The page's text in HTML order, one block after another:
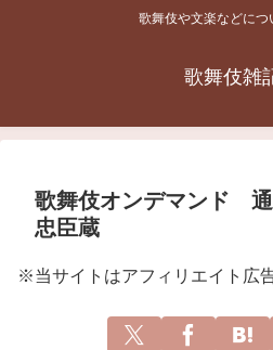
歌舞伎や文楽などにつ
歌舞伎雑
歌舞伎オンデマンド
忠臣蔵
※当サイトはアフィリエイト広